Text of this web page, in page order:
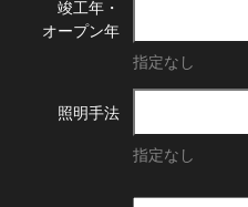
竣工年・
オープン年
指定なし
照明手法
指定なし